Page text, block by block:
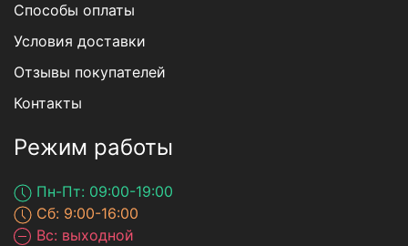
Способы оплаты
Условия доставки
Отзывы покупателей
Контакты
Режим работы
Пн-Пт: 09:00-19:00
Сб: 9:00-16:00
Вс: выходной